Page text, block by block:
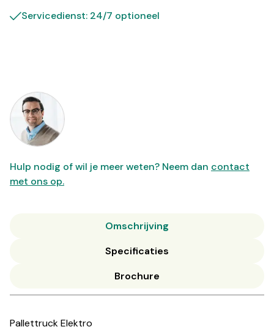
Servicedienst: 24/7 optioneel
Hulp nodig of wil je meer weten? Neem dan contact
met ons op.
Omschrijving
Specificaties
Brochure
Pallettruck Elektro